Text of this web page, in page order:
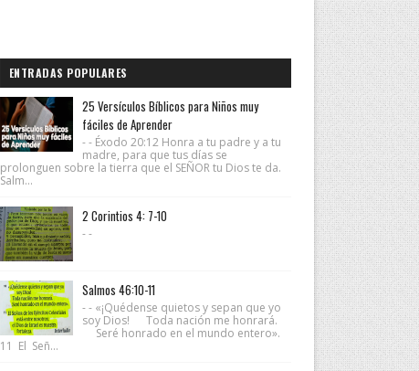
ENTRADAS POPULARES
25 Versículos Bíblicos para Niños muy
fáciles de Aprender
- - Éxodo 20:12 Honra a tu padre y a tu
madre, para que tus días se
prolonguen sobre la tierra que el SEÑOR tu Dios te da.
Salm...
2 Corintios 4: 7-10
- -
Salmos 46:10-11
- - «¡Quédense quietos y sepan que yo
soy Dios! Toda nación me honrará.
Seré honrado en el mundo entero».
11 El Señ...